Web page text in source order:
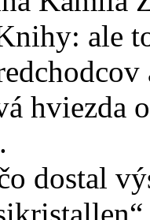
ale
hviezda
dostal